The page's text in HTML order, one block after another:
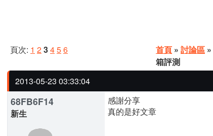
頁次: 1 23456 首頁 » 討論區 »
箱評測
2013-05-23 03:33:04
68FB6F14
新生
感謝分享
真的是好文章